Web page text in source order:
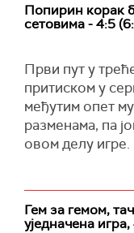
Попирин корак
сетовима - 4:5
Први пут у
притиском у
међутим опет
разменама, па
овом делу игре.
Гем за гемом,
уједначена